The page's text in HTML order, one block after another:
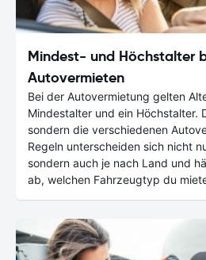
Mindest- und Höchstalter
Autovermieten
Bei der Autovermietung gelten
Mindestalter und ein Höchstalter.
sondern die verschiedenen
Regeln unterscheiden sich nicht
sondern auch je nach Land und
ab, welchen Fahrzeugtyp du